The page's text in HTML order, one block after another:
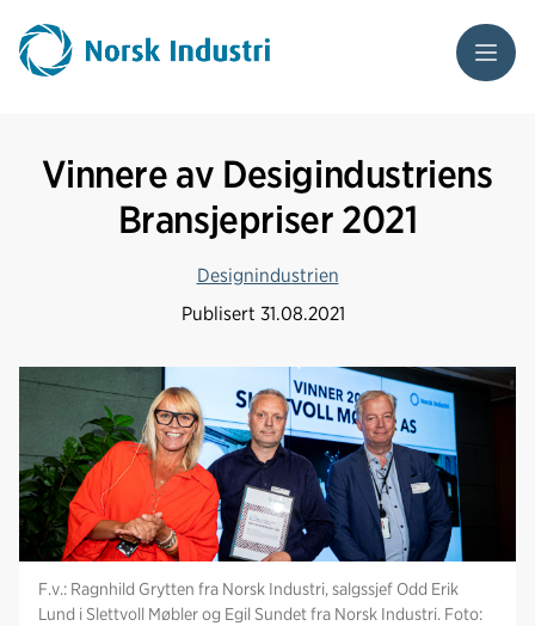
Meny
Vinnere av Desigindustriens
Bransjepriser 2021
Designindustrien
Publisert 31.08.2021
F.v.: Ragnhild Grytten fra Norsk Industri, salgssjef Odd Erik
Lund i Slettvoll Møbler og Egil Sundet fra Norsk Industri. Foto: